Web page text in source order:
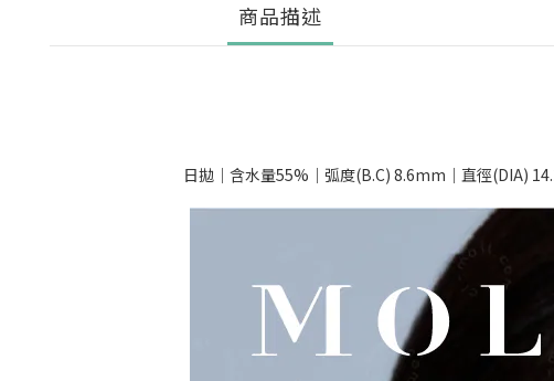
商品描述
日拋｜含水量55%｜弧度(B.C) 8.6mm｜直徑(DIA)